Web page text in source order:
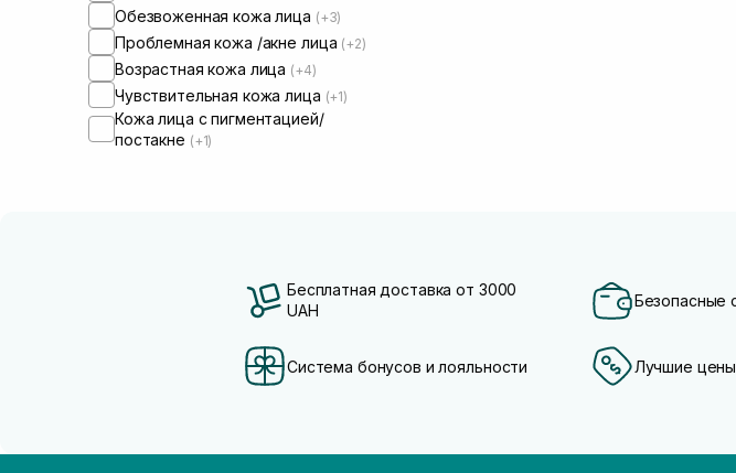
Обезвоженная кожа лица (+3)
Проблемная кожа /акне лица (+2)
Возрастная кожа лица (+4)
Чувствительная кожа лица (+1)
Кожа лица с пигментацией/
постакне (+1)
Бесплатная доставка от 3000
UAH
Безопасные
Система бонусов и лояльности Лучшие